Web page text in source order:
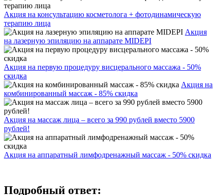
Акция на консультацию косметолога + фотодинамическую
терапию лица
Акция
на лазерную эпиляцию на аппарате MIDEPI
Акция на первую процедуру висцерального массажа - 50%
скидка
Акция на
комбинированный массаж - 85% скидка
Акция на массаж лица – всего за 990 рублей вместо 5900
рублей!
Акция на аппаратный лимфодренажный массаж - 50% скидка
Подробный ответ: